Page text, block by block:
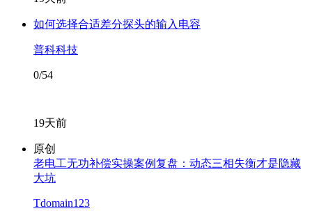
如何选择合适差分探头的输入电容
普科科技
0/54
19天前
原创
老电工无功补偿实操案例复盘：动态三相失衡才是隐藏
大坑
Tdomain123